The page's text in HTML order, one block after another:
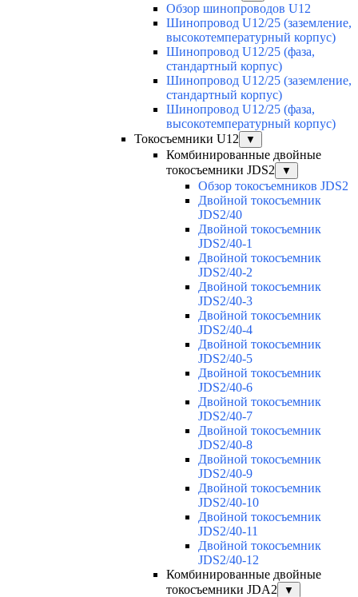
Обзор шинопроводов U12
Шинопровод U12/25 (заземление,
высокотемпературный корпус)
Шинопровод U12/25 (фаза,
стандартный корпус)
Шинопровод U12/25 (заземление,
стандартный корпус)
Шинопровод U12/25 (фаза,
высокотемпературный корпус)
Токосъемники U12
▼
Комбинированные двойные
токосъемники JDS2
▼
Обзор токосъемников JDS2
Двойной токосъемник
JDS2/40
Двойной токосъемник
JDS2/40-1
Двойной токосъемник
JDS2/40-2
Двойной токосъемник
JDS2/40-3
Двойной токосъемник
JDS2/40-4
Двойной токосъемник
JDS2/40-5
Двойной токосъемник
JDS2/40-6
Двойной токосъемник
JDS2/40-7
Двойной токосъемник
JDS2/40-8
Двойной токосъемник
JDS2/40-9
Двойной токосъемник
JDS2/40-10
Двойной токосъемник
JDS2/40-11
Двойной токосъемник
JDS2/40-12
Комбинированные двойные
токосъемники JDA2
▼